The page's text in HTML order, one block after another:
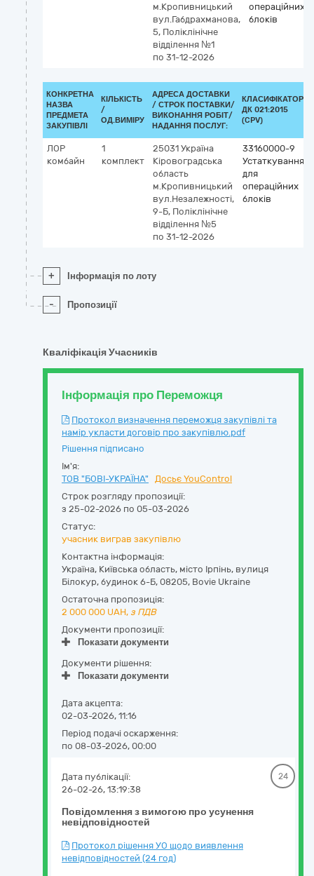
м.Кропивницький
вул.Габдрахманова,
5, Поліклінічне
відділення №1
по 31-12-2026
операційних
блоків
КОНКРЕТНА
НАЗВА
ПРЕДМЕТА
ЗАКУПІВЛІ
КІЛЬКІСТЬ
/
ОД.ВИМІРУ
АДРЕСА ДОСТАВКИ
/ СТРОК ПОСТАВКИ/
ВИКОНАННЯ РОБІТ/
НАДАННЯ ПОСЛУГ:
КЛАСИФІКАТОР
ДК 021:2015
(CPV)
ЛОР
комбайн
1
комплект
25031 Україна
Кіровоградська
область
м.Кропивницький
вул.Незалежності,
9-Б, Поліклінічне
відділення №5
по 31-12-2026
33160000-9
Устаткування
для
операційних
блоків
+ Інформація по лоту
- Пропозиції
Кваліфікація Учасників
Інформація про Переможця
Протокол визначення переможця закупівлі та
намір укласти договір про закупівлю.pdf
Рішення підписано
Ім'я:
ТОВ "БОВІ-УКРАЇНА"
Досьє YouControl
Строк розгляду пропозиції:
з 25-02-2026 по 05-03-2026
Статус:
учасник виграв закупівлю
Контактна інформація:
Україна, Київська область, місто Ірпінь, вулиця
Білокур, будинок 6-Б, 08205, Bovie Ukraine
Остаточна пропозиція:
2 000 000 UAH, з ПДВ
Документи пропозиції:
Показати документи
Документи рішення:
Показати документи
Дата акцепта:
02-03-2026, 11:16
Період подачі оскарження:
по 08-03-2026, 00:00
Повідомлення з вимогою про усунення
невідповідностей
Дата публікації:
26-02-26, 13:19:38
24
Протокол рішення УО щодо виявлення
невідповідностей (24 год)